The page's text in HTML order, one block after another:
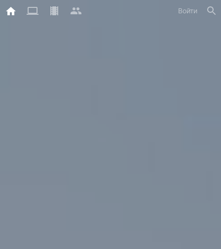
Войти